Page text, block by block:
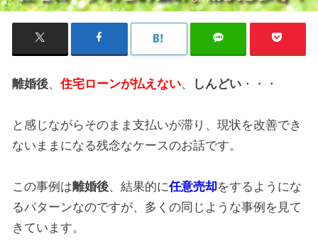
離婚後、住宅ローンが払えない、 しんどい・・・
と感じながらそのまま支払いが滞り、現状を改善でき
ないままになる残念なケースのお話です。
この事例は離婚後、結果的に任意売却をするようにな
るパターンなのですが、多くの同じような事例を見て
きています。